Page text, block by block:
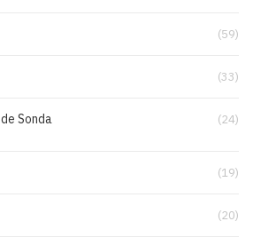
(59)
(33)
Sonda (24)
(19)
(20)